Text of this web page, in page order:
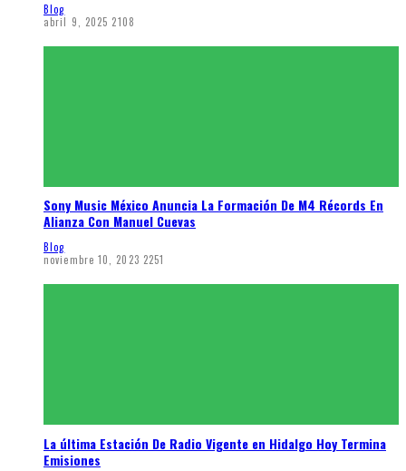
Blog
abril 9, 2025 2108
Sony Music México Anuncia La Formación De M4 Récords En
Alianza Con Manuel Cuevas
Blog
noviembre 10, 2023 2251
La última Estación De Radio Vigente en Hidalgo Hoy Termina
Emisiones